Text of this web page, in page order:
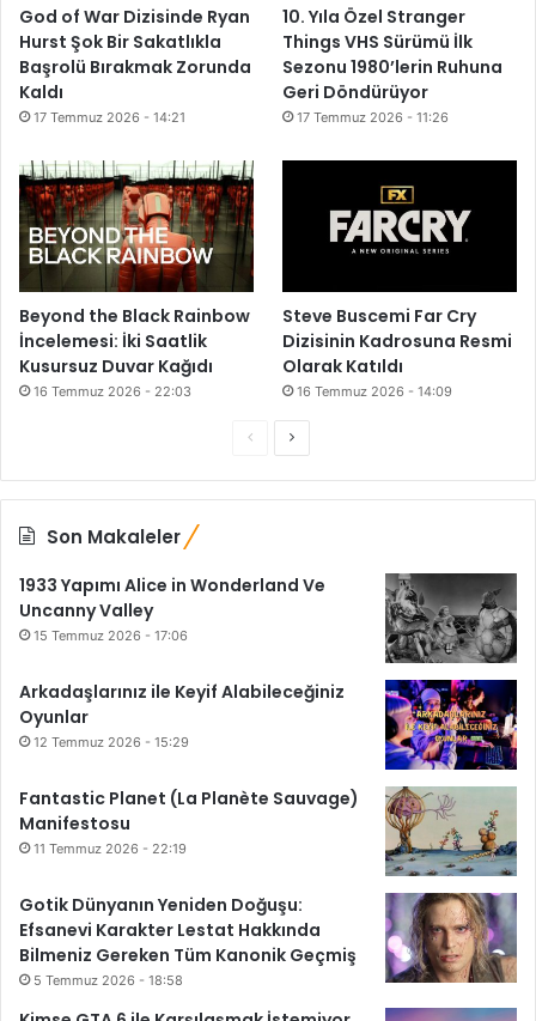
God of War Dizisinde Ryan
Hurst Şok Bir Sakatlıkla
Başrolü Bırakmak Zorunda
Kaldı
17 Temmuz 2026 - 14:21
10. Yıla Özel Stranger
Things VHS Sürümü İlk
Sezonu 1980’lerin Ruhuna
Geri Döndürüyor
17 Temmuz 2026 - 11:26
Beyond the Black Rainbow
İncelemesi: İki Saatlik
Kusursuz Duvar Kağıdı
16 Temmuz 2026 - 22:03
Steve Buscemi Far Cry
Dizisinin Kadrosuna Resmi
Olarak Katıldı
16 Temmuz 2026 - 14:09
ÖncekiSonraki
Son Makaleler
1933 Yapımı Alice in Wonderland Ve
Uncanny Valley
15 Temmuz 2026 - 17:06
Arkadaşlarınız ile Keyif Alabileceğiniz
Oyunlar
12 Temmuz 2026 - 15:29
Fantastic Planet (La Planète Sauvage)
Manifestosu
11 Temmuz 2026 - 22:19
Gotik Dünyanın Yeniden Doğuşu:
Efsanevi Karakter Lestat Hakkında
Bilmeniz Gereken Tüm Kanonik Geçmiş
5 Temmuz 2026 - 18:58